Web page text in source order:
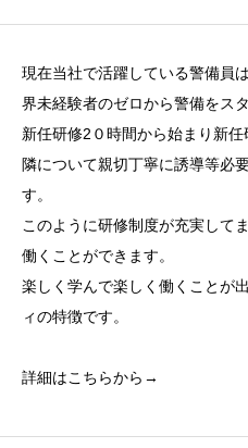
現在当社で活躍している警備員
界未経験者のゼロから警備をス
新任研修2０時間から始まり新
隣について親切丁寧に誘導等必
す。
このように研修制度が充実して
働くことができます。
楽しく学んで楽しく働くことが
ィの特徴です。
詳細はこちらから→